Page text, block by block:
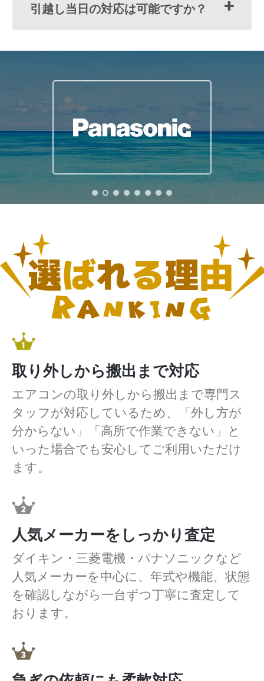
引越し当日の対応は可能ですか？
取り外しから搬出まで対応
エアコンの取り外しから搬出まで専門ス
タッフが対応しているため、「外し方が
分からない」「高所で作業できない」と
いった場合でも安心してご利用いただけ
ます。
人気メーカーをしっかり査定
ダイキン・三菱電機・パナソニックなど
人気メーカーを中心に、年式や機能、状態
を確認しながら一台ずつ丁寧に査定して
おります。